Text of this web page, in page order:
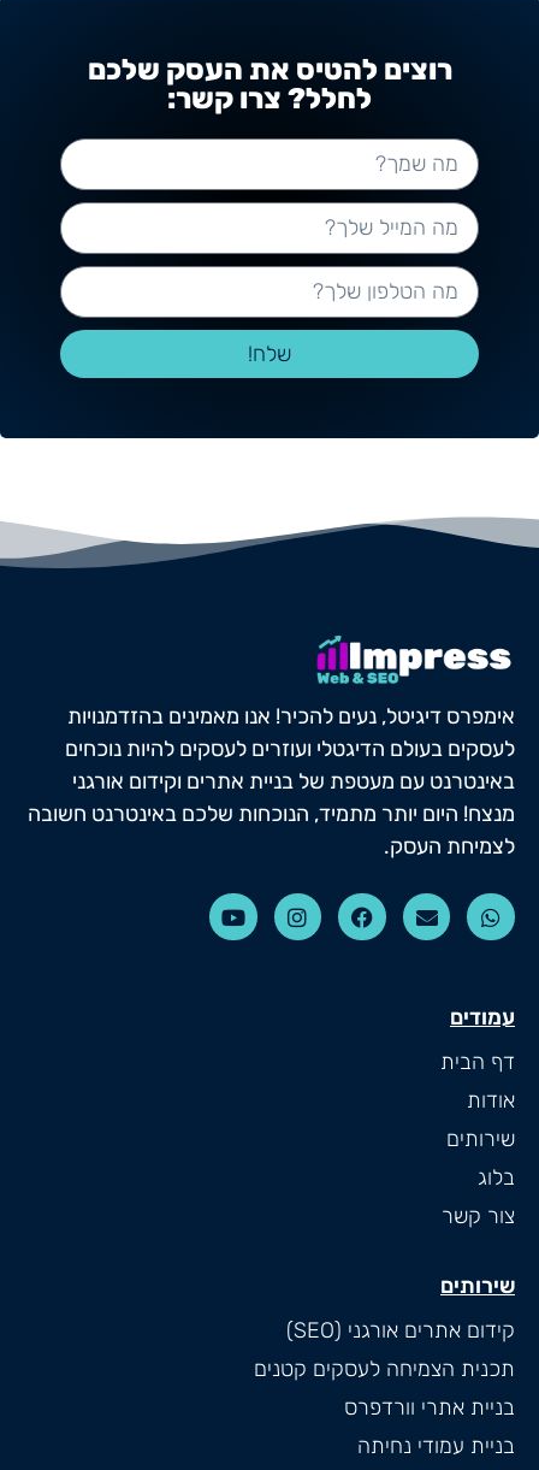
רוצים להטיס את העסק שלכם
לחלל? צרו קשר:
שלח!
אימפרס דיגיטל, נעים להכיר! אנו מאמינים בהזדמנויות
לעסקים בעולם הדיגטלי ועוזרים לעסקים להיות נוכחים
באינטרנט עם מעטפת של בניית אתרים וקידום אורגני
מנצח! היום יותר מתמיד, הנוכחות שלכם באינטרנט חשובה
לצמיחת העסק.
עמודים
דף הבית
אודות
שירותים
בלוג
צור קשר
שירותים
קידום אתרים אורגני (SEO)
תכנית הצמיחה לעסקים קטנים
בניית אתרי וורדפרס
בניית עמודי נחיתה